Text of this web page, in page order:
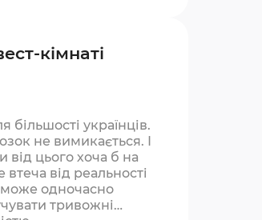
кімнаті
більшості українців.
не вимикається. І
від цього хоча б на
від реальності
може одночасно
тривожні